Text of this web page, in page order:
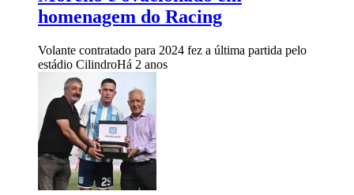
homenagem do Racing
Volante contratado para 2024 fez a última partida pelo
estádio CilindroHá 2 anos